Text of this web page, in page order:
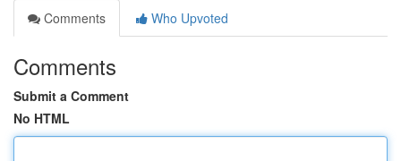
Comments
Who Upvoted
Comments
Submit a Comment
No HTML